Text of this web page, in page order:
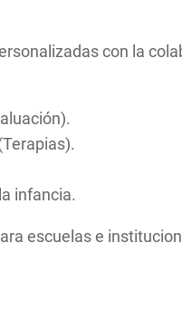
con la
infancia.
escuelas e